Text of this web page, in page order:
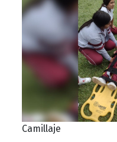
Camillaje